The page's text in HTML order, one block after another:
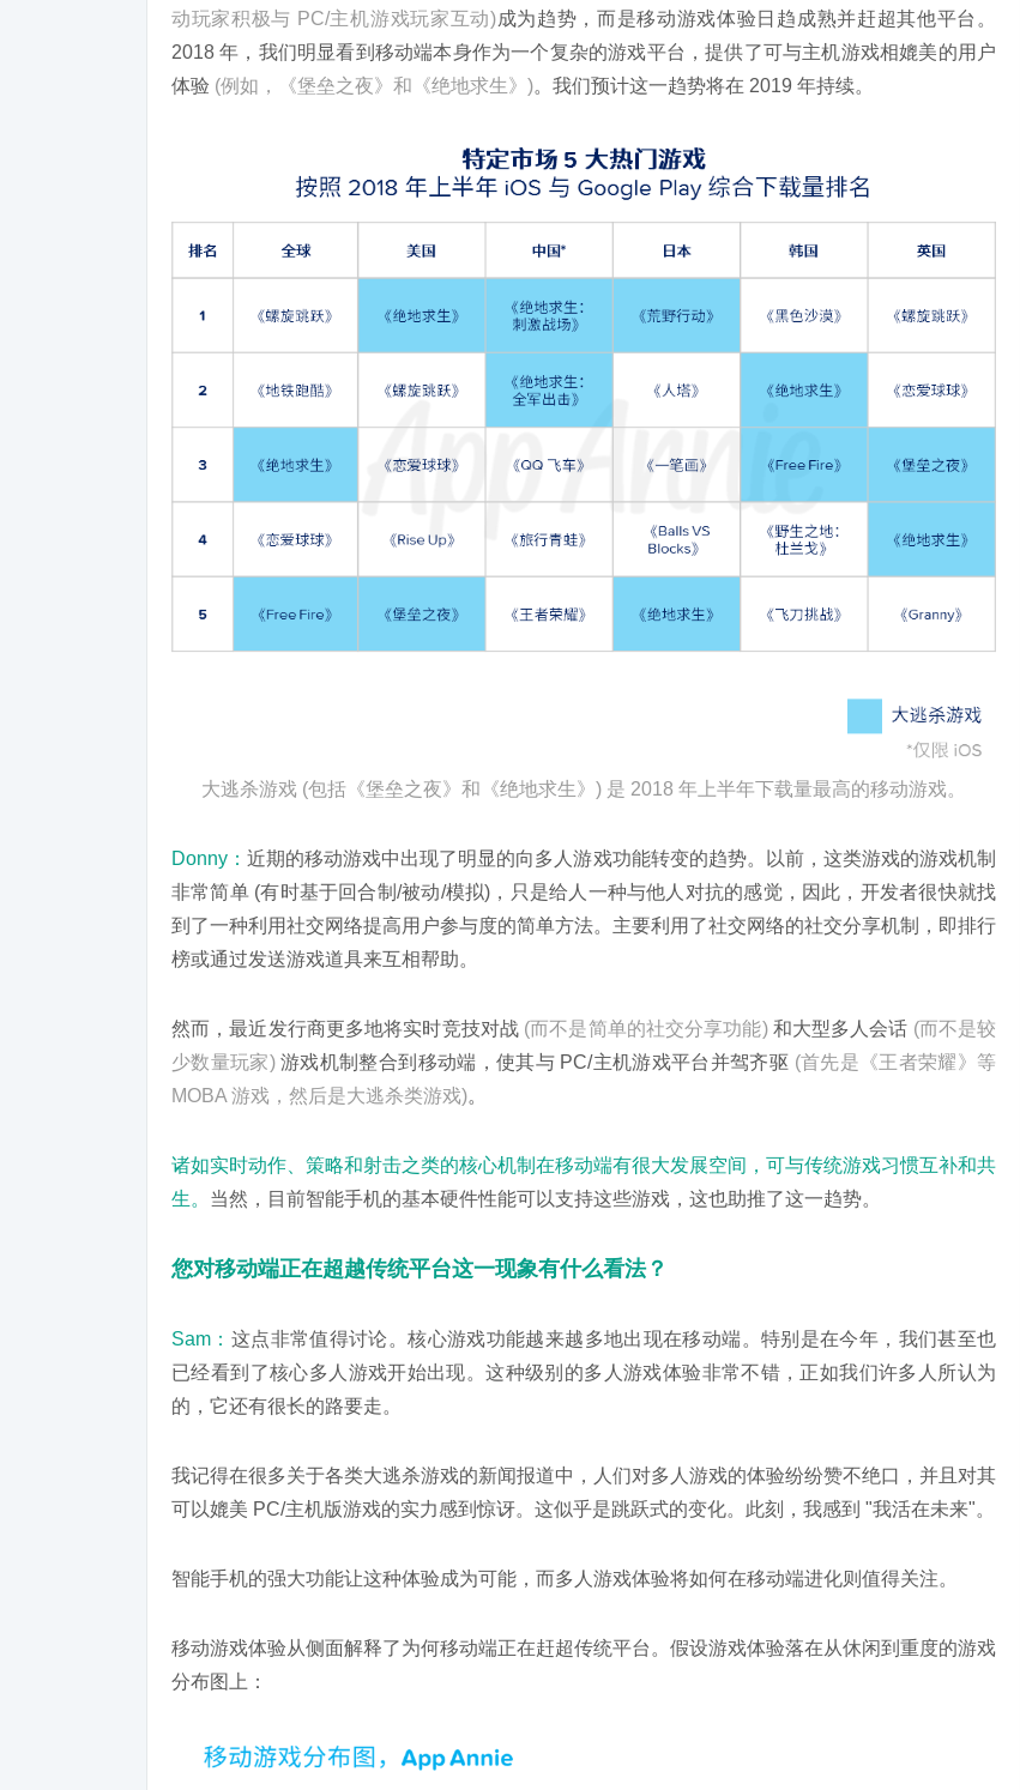
动玩家积极与 PC/主机游戏玩家互动)成为趋势，而是移动游戏体验日趋成熟并赶超其他平台。
2018 年，我们明显看到移动端本身作为一个复杂的游戏平台，提供了可与主机游戏相媲美的用户
体验 (例如，《堡垒之夜》和《绝地求生》)。我们预计这一趋势将在 2019 年持续。
大逃杀游戏 (包括《堡垒之夜》和《绝地求生》) 是 2018 年上半年下载量最高的移动游戏。
Donny：近期的移动游戏中出现了明显的向多人游戏功能转变的趋势。以前，这类游戏的游戏机制
非常简单 (有时基于回合制/被动/模拟)，只是给人一种与他人对抗的感觉，因此，开发者很快就找
到了一种利用社交网络提高用户参与度的简单方法。主要利用了社交网络的社交分享机制，即排行
榜或通过发送游戏道具来互相帮助。
然而，最近发行商更多地将实时竞技对战 (而不是简单的社交分享功能)和大型多人会话 (而不是较
少数量玩家)游戏机制整合到移动端，使其与 PC/主机游戏平台并驾齐驱 (首先是《王者荣耀》等
MOBA 游戏，然后是大逃杀类游戏)。
诸如实时动作、策略和射击之类的核心机制在移动端有很大发展空间，可与传统游戏习惯互补和共
生。 当然，目前智能手机的基本硬件性能可以支持这些游戏，这也助推了这一趋势。
您对移动端正在超越传统平台这一现象有什么看法？
Sam： 这点非常值得讨论。核心游戏功能越来越多地出现在移动端。特别是在今年，我们甚至也
已经看到了核心多人游戏开始出现。这种级别的多人游戏体验非常不错，正如我们许多人所认为
的，它还有很长的路要走。
我记得在很多关于各类大逃杀游戏的新闻报道中，人们对多人游戏的体验纷纷赞不绝口，并且对其
可以媲美 PC/主机版游戏的实力感到惊讶。这似乎是跳跃式的变化。此刻，我感到 "我活在未来"。
智能手机的强大功能让这种体验成为可能，而多人游戏体验将如何在移动端进化则值得关注。
移动游戏体验从侧面解释了为何移动端正在赶超传统平台。假设游戏体验落在从休闲到重度的游戏
分布图上：